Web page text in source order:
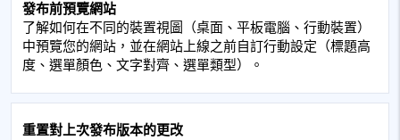
發布前預覽網站
了解如何在不同的裝置視圖（桌面、平板電腦、行動裝置）
中預覽您的網站，並在網站上線之前自訂行動設定（標題高
度、選單顏色、文字對齊、選單類型）。
重置對上次發布版本的更改